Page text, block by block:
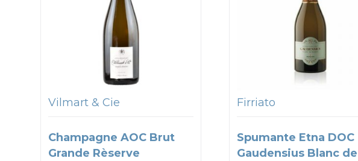
Vilmart & Cie
Champagne AOC Brut
Grande Rèserve
Firriato
Spumante Etna DOC
Gaudensius Blanc de